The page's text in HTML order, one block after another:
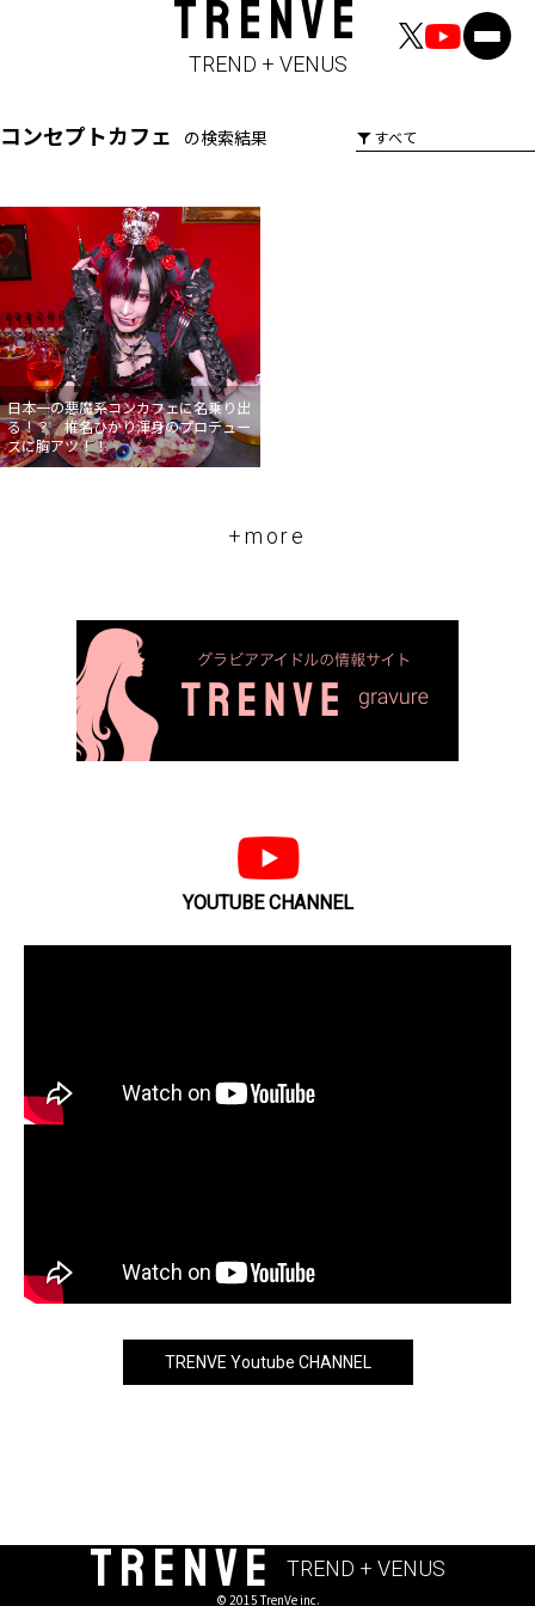
TRENVE
TREND + VENUS
コンセプトカフェ の検索結果
日本一の悪魔系コンカフェに名乗り出
る！？ 椎名ひかり渾身のプロデュー
スに胸アツ！！
+more
YOUTUBE CHANNEL
TRENVE Youtube CHANNEL
TRENVE TREND + VENUS
© 2015 TrenVe inc.